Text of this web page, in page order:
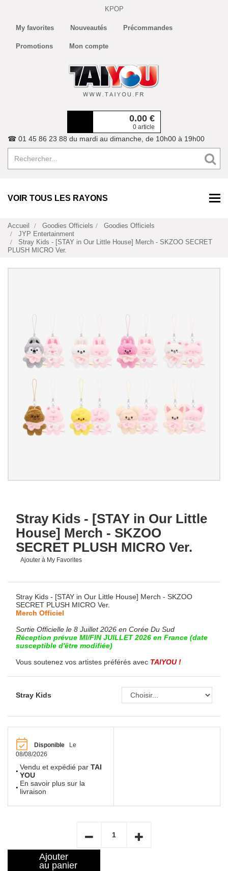
KPOP
My favorites Nouveautés Précommandes
Promotions Mon compte
0.00 €
0 article
☎ 01 45 86 23 88 du mardi au dimanche, de 10h00 à 19h00
VOIR TOUS LES RAYONS
Accueil Goodies Officiels
Goodies Officiels
JYP Entertainment
Stray Kids - [STAY in Our Little House] Merch - SKZOO SECRET
PLUSH MICRO Ver.
Stray Kids - [STAY in Our Little
House] Merch - SKZOO
SECRET PLUSH MICRO Ver.
Ajouter à My Favorites
Stray Kids - [STAY in Our Little House] Merch - SKZOO
SECRET PLUSH MICRO Ver.
Merch Officiel
Sortie Officielle le 8 Juillet 2026 en Corée Du Sud
Réception prévue MI/FIN JUILLET 2026 en France (date
susceptible d'être modifiée)
Vous soutenez vos artistes préférés avec TAIYOU !
Stray Kids
Disponible
Le
08/08/2026
Vendu et expédié par TAI
YOU
En savoir plus sur la
livraison
Ajouter
au panier